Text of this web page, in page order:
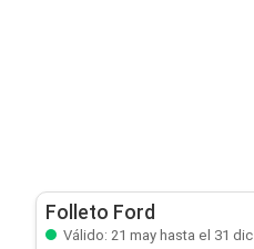
Folleto Ford
Válido: 21 may hasta el 31 dic